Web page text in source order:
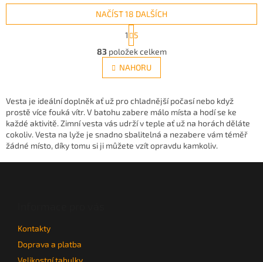
O
v
l
á
a
c
í
p
r
NAČÍST 18 DALŠÍCH
S
t
r
á
n
k
v
á
n
í
1
5
83položek celkem
NAHORU
Vesta je ideální doplněk ať už pro chladnější počasí nebo když
prostě více fouká vítr. V batohu zabere málo místa a hodí se ke
každé aktivitě. Zimní vesta vás udrží v teple ať už na horách děláte
cokoliv. Vesta na lyže je snadno sbalitelná a nezabere vám téměř
žádné místo, díky tomu si ji můžete vzít opravdu kamkoliv.
Kontakty
Doprava a platba
Velikostní tabulky